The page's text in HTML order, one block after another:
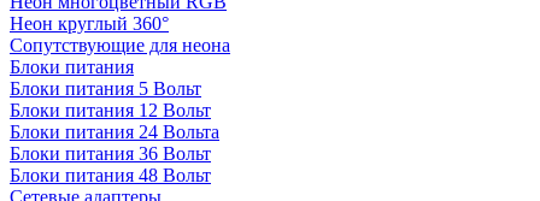
Неон круглый 360°
Сопутствующие для неона
Блоки питания
Блоки питания 5 Вольт
Блоки питания 12 Вольт
Блоки питания 24 Вольта
Блоки питания 36 Вольт
Блоки питания 48 Вольт
Сетевые адаптеры